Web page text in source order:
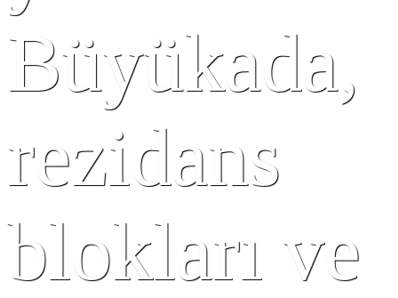
Büyükada,
rezidans
blokları ve